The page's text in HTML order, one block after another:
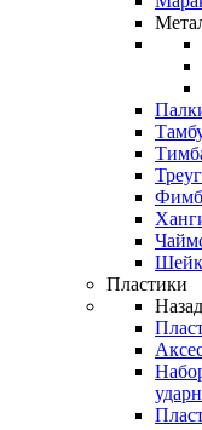
Пластики
Назад